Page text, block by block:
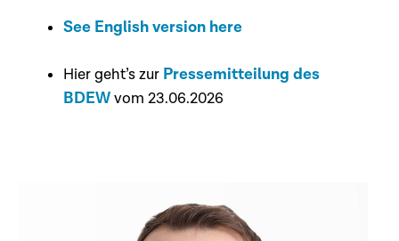
See English version here
Hier geht’s zur Pressemitteilung des
BDEWvom 23.06.2026